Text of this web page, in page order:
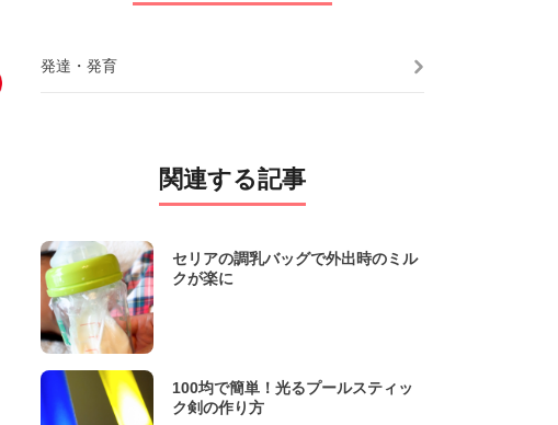
発達・発育
関連する記事
セリアの調乳バッグで外出時のミル
クが楽に
100均で簡単！光るプールスティッ
ク剣の作り方